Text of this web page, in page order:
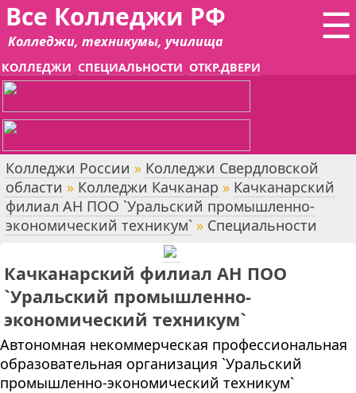
☰
Все Колледжи РФ
Колледжи, техникумы, училища
КОЛЛЕДЖИ СПЕЦИАЛЬНОСТИ ОТКР.ДВЕРИ
Колледжи России » Колледжи Свердловской
области » Колледжи Качканар » Качканарский
филиал АН ПОО `Уральский промышленно-
экономический техникум` » Специальности
Качканарский филиал АН ПОО
`Уральский промышленно-
экономический техникум`
Автономная некоммерческая профессиональная
образовательная организация `Уральский
промышленно-экономический техникум`